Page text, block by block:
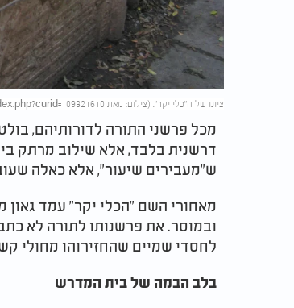
ציונו של ה"כלי יקר". (צילום: מאת Yair Haklai - Own work, CC BY-SA 4.0, https://commons.wikimedia.org/w/index.php?curid=109321610)
מכל פרשני התורה לדורותיהם,
דרשנית בלבד, אלא שילוב מרתק
ש"מעבירים שיעור", אלא כאלה
מאחורי השם "הכלי יקר" עמד גאון
ובמוסר. את פרשנותו לתורה לא
לחסדי שמיים שהחזירוהו מחולי
בלב הבמה של בית המדרש